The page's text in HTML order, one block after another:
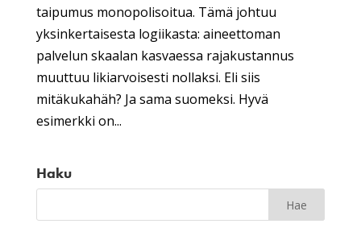
taipumus monopolisoitua. Tämä johtuu
yksinkertaisesta logiikasta: aineettoman
palvelun skaalan kasvaessa rajakustannus
muuttuu likiarvoisesti nollaksi. Eli siis
mitäkukahäh? Ja sama suomeksi. Hyvä
esimerkki on...
Haku